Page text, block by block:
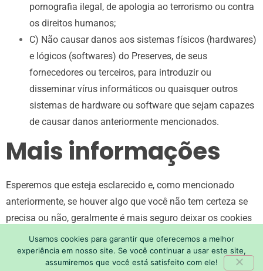
pornografia ilegal, de apologia ao terrorismo ou contra
os direitos humanos;
C) Não causar danos aos sistemas físicos (hardwares)
e lógicos (softwares) do Preserves, de seus
fornecedores ou terceiros, para introduzir ou
disseminar vírus informáticos ou quaisquer outros
sistemas de hardware ou software que sejam capazes
de causar danos anteriormente mencionados.
Mais informações
Esperemos que esteja esclarecido e, como mencionado
anteriormente, se houver algo que você não tem certeza se
precisa ou não, geralmente é mais seguro deixar os cookies
ativados, caso interaja com um dos recursos que você usa
em nosso site.
Usamos cookies para garantir que oferecemos a melhor
experiência em nosso site. Se você continuar a usar este site,
assumiremos que você está satisfeito com ele!